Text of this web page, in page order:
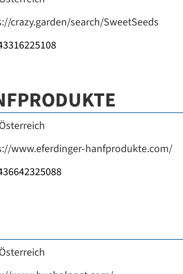
crazy.garden/search/SweetSeeds
Österreich
www.eferdinger-hanfprodukte.com/
Österreich